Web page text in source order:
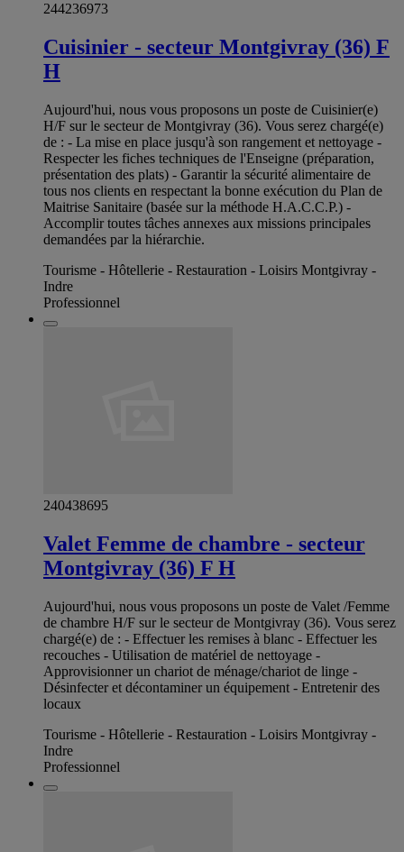
244236973
Cuisinier - secteur Montgivray (36) F
H
Aujourd'hui, nous vous proposons un poste de Cuisinier(e)
H/F sur le secteur de Montgivray (36). Vous serez chargé(e)
de : - La mise en place jusqu'à son rangement et nettoyage -
Respecter les fiches techniques de l'Enseigne (préparation,
présentation des plats) - Garantir la sécurité alimentaire de
tous nos clients en respectant la bonne exécution du Plan de
Maitrise Sanitaire (basée sur la méthode H.A.C.C.P.) -
Accomplir toutes tâches annexes aux missions principales
demandées par la hiérarchie.
Tourisme - Hôtellerie - Restauration - Loisirs Montgivray -
Indre
Professionnel
240438695
Valet Femme de chambre - secteur
Montgivray (36) F H
Aujourd'hui, nous vous proposons un poste de Valet /Femme
de chambre H/F sur le secteur de Montgivray (36). Vous serez
chargé(e) de : - Effectuer les remises à blanc - Effectuer les
recouches - Utilisation de matériel de nettoyage -
Approvisionner un chariot de ménage/chariot de linge -
Désinfecter et décontaminer un équipement - Entretenir des
locaux
Tourisme - Hôtellerie - Restauration - Loisirs Montgivray -
Indre
Professionnel